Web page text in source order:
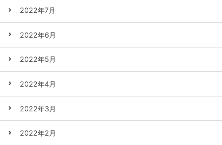
2022年7月
2022年6月
2022年5月
2022年4月
2022年3月
2022年2月